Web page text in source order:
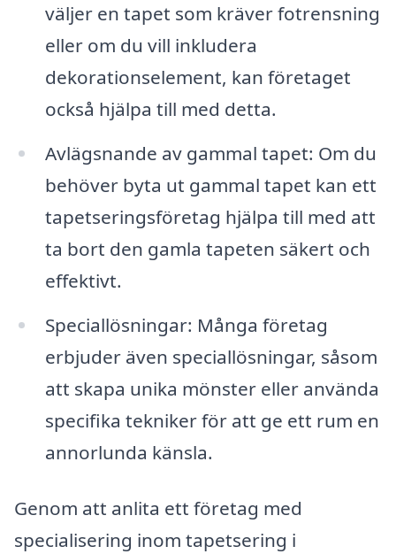
väljer en tapet som kräver fotrensning
eller om du vill inkludera
dekorationselement, kan företaget
också hjälpa till med detta.
Avlägsnande av gammal tapet: Om du
behöver byta ut gammal tapet kan ett
tapetseringsföretag hjälpa till med att
ta bort den gamla tapeten säkert och
effektivt.
Speciallösningar: Många företag
erbjuder även speciallösningar, såsom
att skapa unika mönster eller använda
specifika tekniker för att ge ett rum en
annorlunda känsla.
Genom att anlita ett företag med
specialisering inom tapetsering i